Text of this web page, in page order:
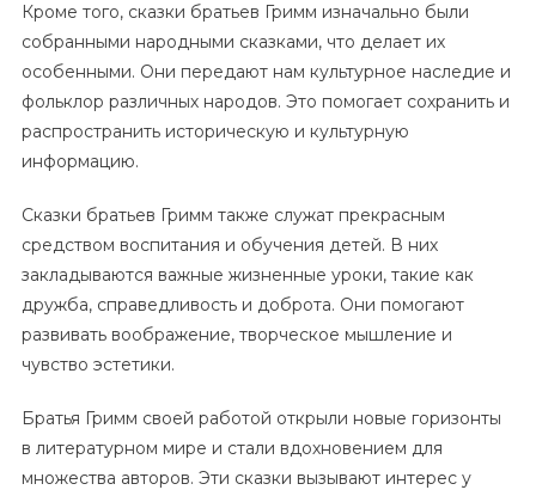
Кроме того, сказки братьев Гримм изначально были
собранными народными сказками, что делает их
особенными. Они передают нам культурное наследие и
фольклор различных народов. Это помогает сохранить и
распространить историческую и культурную
информацию.
Сказки братьев Гримм также служат прекрасным
средством воспитания и обучения детей. В них
закладываются важные жизненные уроки, такие как
дружба, справедливость и доброта. Они помогают
развивать воображение, творческое мышление и
чувство эстетики.
Братья Гримм своей работой открыли новые горизонты
в литературном мире и стали вдохновением для
множества авторов. Эти сказки вызывают интерес у